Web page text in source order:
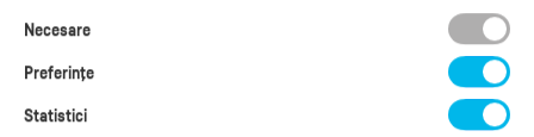
ajutor?
L-V: 09:00 - 17:00
0368 409 233
office@factureaza.ro
Necesare
Preferinţe
Statistici